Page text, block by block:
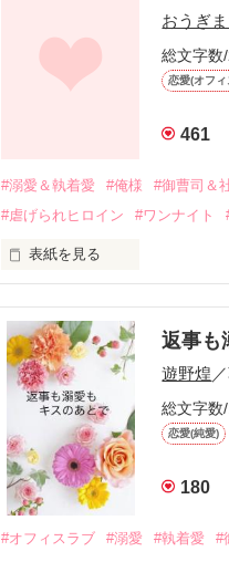
しかし、ある出来事をきっか
関係修復もできないまま、美
引っ越すことになり、哲平と
そして、ひょんなことから
酔った勢いで一夜を共にして
さらに、美桜が初めてだと知
甘やかしてくる。
そんなある日、哲平は美桜が
遭っていることを知る。
美桜を守るため、哲平は同
夏木美桜(なつきみお)
✕
鳴海哲平 (なるみてっぺい)
おうぎ
総文字数
恋愛(オフ
461
#溺愛＆執着愛 #俺様 #御曹司＆
#虐げられヒロイン
#ワンナイト
表紙を見る
帰国後、美桜は新しい職場
も関わらず、一族を離れて起
人だったのだ――！
なぜか恭司から飼い猫の世
返事も
遊野煌
総文字数
恋愛(純愛)
180
#オフィスラブ #溺愛 #執着愛 #